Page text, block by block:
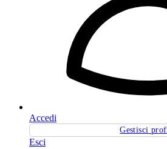
Accedi
Gestisci
Esci